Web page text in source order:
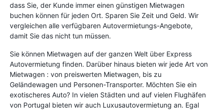
dass Sie, der Kunde immer einen günstigen Mietwagen
buchen können für jeden Ort. Sparen Sie Zeit und Geld. Wir
vergleichen alle verfügbaren Autovermietungs-Angebote,
damit Sie das nicht tun müssen.
Sie können Mietwagen auf der ganzen Welt über Express
Autovermietung finden. Darüber hinaus bieten wir jede Art von
Mietwagen : von preiswerten Mietwagen, bis zu
Geländewagen und Personen-Transporter. Möchten Sie ein
exotischeres Auto? In vielen Städten und auf vielen Flughäfen
von Portugal bieten wir auch Luxusautovermietung an. Egal